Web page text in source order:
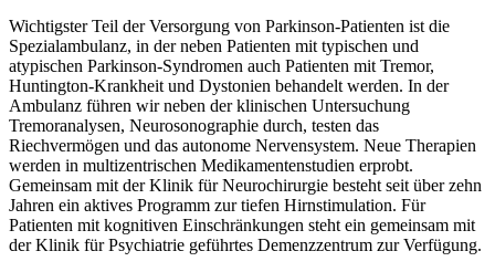
Wichtigster Teil der Versorgung von Parkinson-Patienten ist die
Spezialambulanz, in der neben Patienten mit typischen und
atypischen Parkinson-Syndromen auch Patienten mit Tremor,
Huntington-Krankheit und Dystonien behandelt werden. In der
Ambulanz führen wir neben der klinischen Untersuchung
Tremoranalysen, Neurosonographie durch, testen das
Riechvermögen und das autonome Nervensystem. Neue Therapien
werden in multizentrischen Medikamentenstudien erprobt.
Gemeinsam mit der Klinik für Neurochirurgie besteht seit über zehn
Jahren ein aktives Programm zur tiefen Hirnstimulation. Für
Patienten mit kognitiven Einschränkungen steht ein gemeinsam mit
der Klinik für Psychiatrie geführtes Demenzzentrum zur Verfügung.